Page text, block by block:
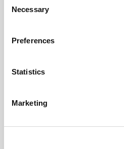
Selection
Necessary
Preferences
Statistics
Marketing
Punkt- linjelaser <2 linjer